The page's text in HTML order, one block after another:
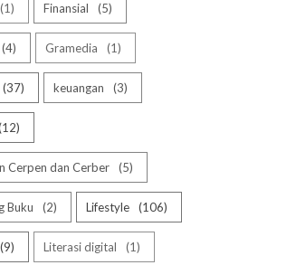
1 Finansial 5
4 Gramedia 1
37 keuangan 3
12
Cerpen dan Cerber 5
Buku 2 Lifestyle 106
9 Literasi digital 1